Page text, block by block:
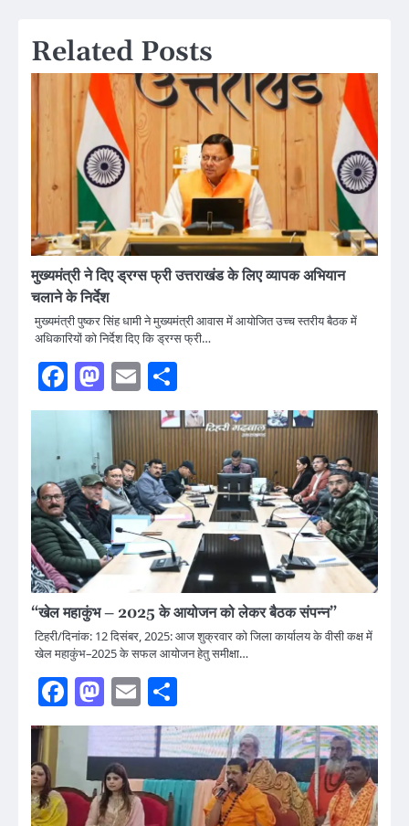
Related Posts
मुख्यमंत्री ने दिए ड्रग्स फ्री उत्तराखंड के लिए व्यापक अभियान
चलाने के निर्देश
मुख्यमंत्री पुष्कर सिंह धामी ने मुख्यमंत्री आवास में आयोजित उच्च स्तरीय बैठक में
अधिकारियों को निर्देश दिए कि ड्रग्स फ्री…
Facebook
Mastodon
Email
“खेल महाकुंभ – 2025 के आयोजन को लेकर बैठक संपन्न”
टिहरी/दिनांक: 12 दिसंबर, 2025: आज शुक्रवार को जिला कार्यालय के वीसी कक्ष में
खेल महाकुंभ–2025 के सफल आयोजन हेतु समीक्षा…
Facebook
Mastodon
Email